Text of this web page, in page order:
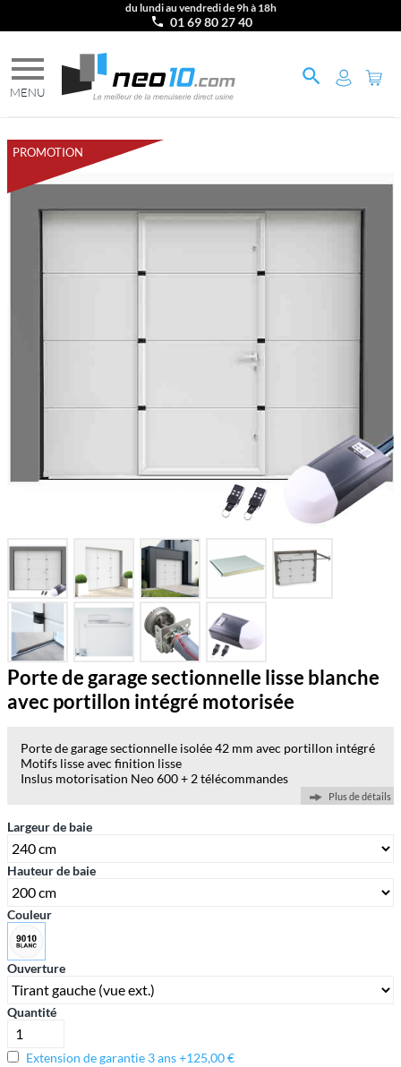
du lundi au vendredi de 9h à 18h
01 69 80 27 40
PROMOTION
Porte de garage sectionnelle lisse blanche
avec portillon intégré motorisée
Porte de garage sectionnelle isolée 42 mm avec portillon intégré
Motifs lisse avec finition lisse
Inslus motorisation Neo 600 + 2 télécommandes
Plus de détails
Largeur de baie
Hauteur de baie
Couleur
Ouverture
Quantité
Extension de garantie 3 ans +125,00 €